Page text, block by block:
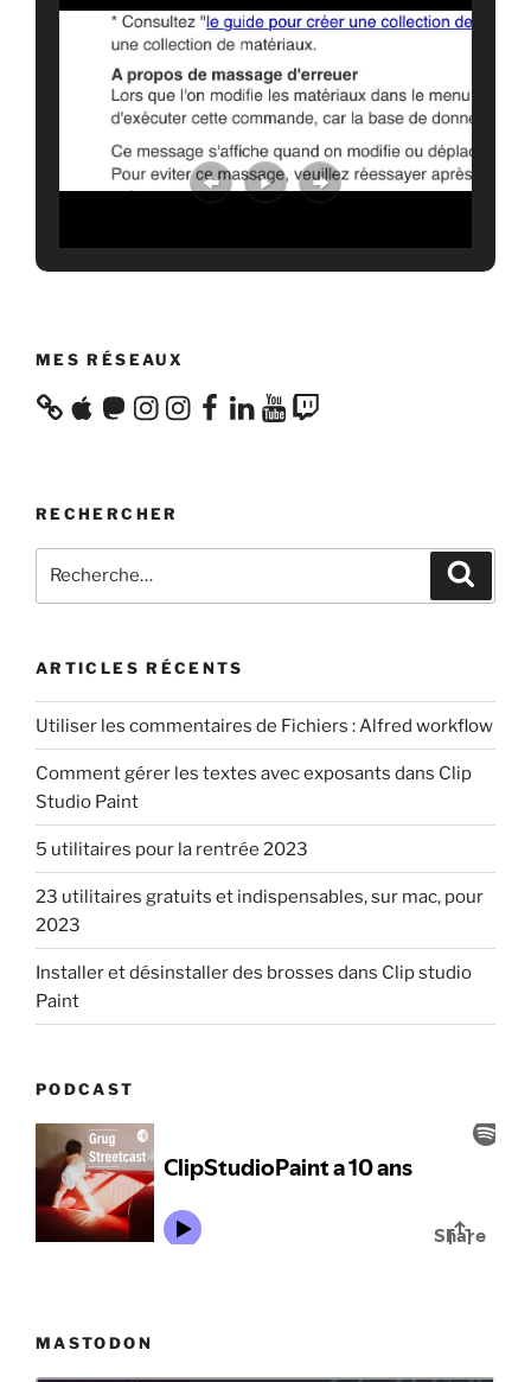
MES RÉSEAUX
AppleMastodon
Instagram
Instagram
Facebook
LinkedIn
YouTube
Twitch
RECHERCHER
pour
ARTICLES RÉCENTS
Utiliser les commentaires de Fichiers : Alfred workflow
Comment gérer les textes avec exposants dans Clip
Studio Paint
5 utilitaires pour la rentrée 2023
23 utilitaires gratuits et indispensables, sur mac, pour
2023
Installer et désinstaller des brosses dans Clip studio
Paint
PODCAST
MASTODON